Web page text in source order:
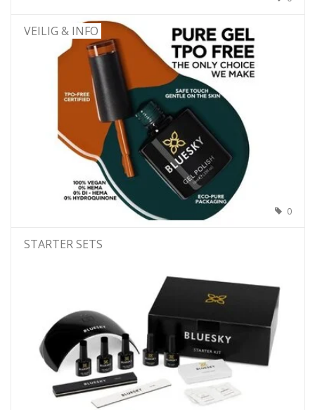
VEILIG & INFO
0
STARTER SETS